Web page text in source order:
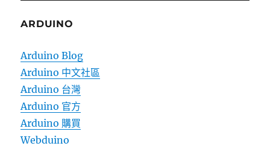
ARDUINO
Arduino Blog
Arduino 中文社區
Arduino 台灣
Arduino 官方
Arduino 購買
Webduino